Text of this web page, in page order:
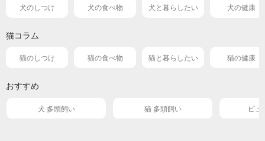
犬のしつけ 犬の食べ物 犬と暮らしたい 犬の健康
猫コラム
猫のしつけ 猫の食べ物 猫と暮らしたい 猫の健康
おすすめ
犬 多頭飼い 猫 多頭飼い ピュ